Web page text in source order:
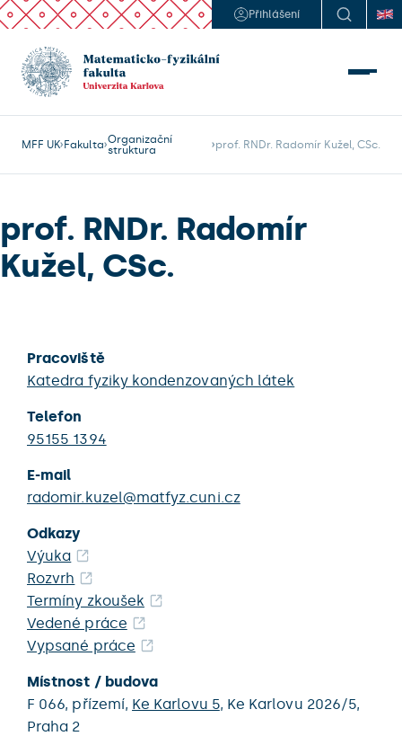
Přihlášení
MFF UK Fakulta Organizační
struktura
prof. RNDr. Radomír Kužel, CSc.
prof. RNDr. Radomír
Kužel, CSc.
Pracoviště
Katedra fyziky kondenzovaných látek
Telefon
95155 1394
E-mail
radomir.kuzel@matfyz.cuni.cz
Odkazy
Výuka
Rozvrh
Termíny zkoušek
Vedené práce
Vypsané práce
Místnost / budova
F 066, přízemí, Ke Karlovu 5, Ke Karlovu 2026/5,
Praha 2